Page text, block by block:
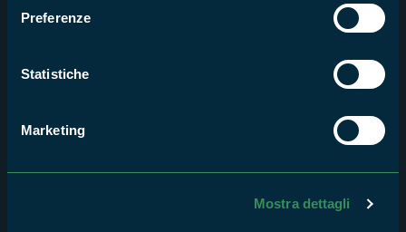
Preferenze
Statistiche
Marketing
Mostra dettagli
Giornata mondiale degli animali